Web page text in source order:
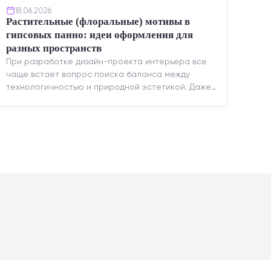
18.06.2026
Растительные (флоральные) мотивы в
гипсовых панно: идеи оформления для
разных пространств
При разработке дизайн-проекта интерьера все
чаще встает вопрос поиска баланса между
технологичностью и природной эстетикой. Даже